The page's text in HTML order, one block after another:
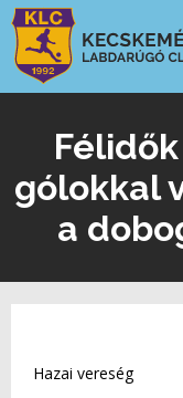
gólokkal
a
Hazai vereség